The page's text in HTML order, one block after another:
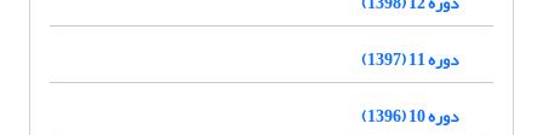
دوره 11 (1397)
دوره 10 (1396)